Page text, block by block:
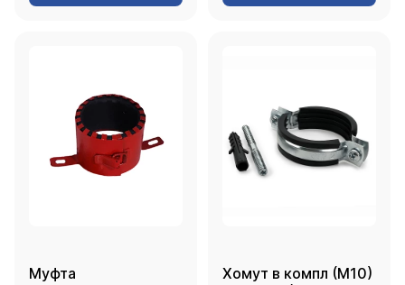
Муфта
Хомут в компл (М10)